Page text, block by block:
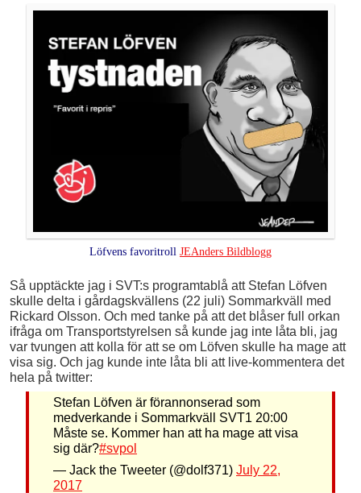
Löfvens favoritroll JEAnders Bildblogg
Så upptäckte jag i SVT:s programtablå att Stefan Löfven
skulle delta i gårdagskvällens (22 juli) Sommarkväll med
Rickard Olsson. Och med tanke på att det blåser full orkan
ifråga om Transportstyrelsen så kunde jag inte låta bli, jag
var tvungen att kolla för att se om Löfven skulle ha mage att
visa sig. Och jag kunde inte låta bli att live-kommentera det
hela på twitter:
Stefan Löfven är förannonserad som
medverkande i Sommarkväll SVT1 20:00
Måste se. Kommer han att ha mage att visa
sig där?#svpol
— Jack the Tweeter (@dolf371) July 22,
2017